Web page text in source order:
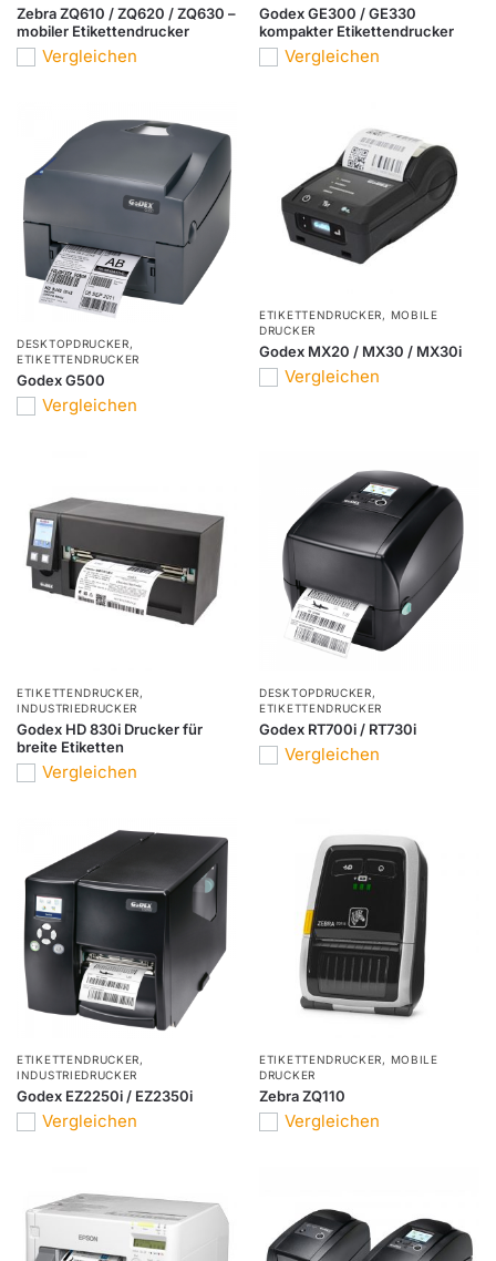
Zebra ZQ610 / ZQ620 / ZQ630 –
mobiler Etikettendrucker
Vergleichen
Godex GE300 / GE330
kompakter Etikettendrucker
Vergleichen
DESKTOPDRUCKER,
ETIKETTENDRUCKER
Godex G500
Vergleichen
ETIKETTENDRUCKER, MOBILE
DRUCKER
Godex MX20 / MX30 / MX30i
Vergleichen
ETIKETTENDRUCKER,
INDUSTRIEDRUCKER
Godex HD 830i Drucker für
breite Etiketten
Vergleichen
DESKTOPDRUCKER,
ETIKETTENDRUCKER
Godex RT700i / RT730i
Vergleichen
ETIKETTENDRUCKER,
INDUSTRIEDRUCKER
Godex EZ2250i / EZ2350i
Vergleichen
ETIKETTENDRUCKER, MOBILE
DRUCKER
Zebra ZQ110
Vergleichen